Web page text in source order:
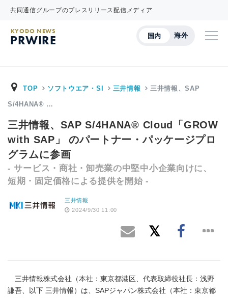
共同通信グループのプレスリリース配信メディア
国内 海外
KYODO NEWS
PRWIRE
TOP ソフトウエア・SI 三井情報 三井情報、SAP
S/4HANA® …
三井情報、SAP S/4HANA® Cloud「GROW
with SAP」 のパートナー・パッケージプロ
グラムに参画
- サービス・商社・卸売業の中堅中小企業向けに、
短期・固定価格による提供を開始 -
三井情報
2024/9/30 11:00
三井情報株式会社（本社：東京都港区、代表取締役社長：浅野
謙吾、以下 三井情報）は、SAPジャパン株式会社（本社：東京都